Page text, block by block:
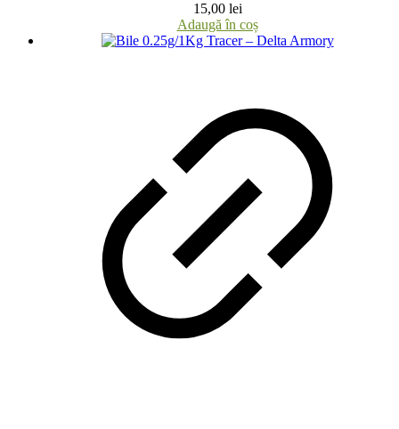
15,00 lei
Adaugă în coș